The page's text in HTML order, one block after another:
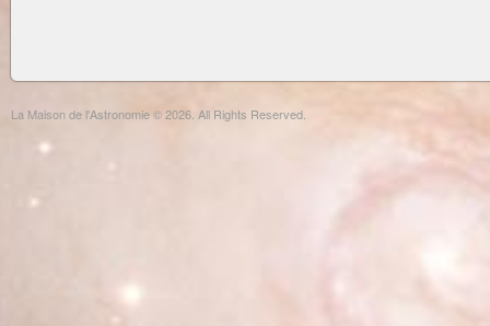
La Maison de l'Astronomie © 2026. All Rights Reserved.